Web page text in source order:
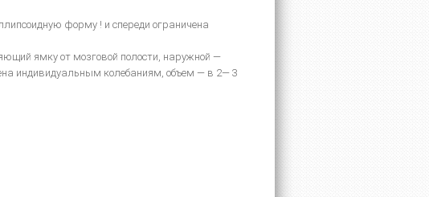
форму ! и спереди ограничена
ямку от мозговой полости, наружной —
индивидуальным колебаниям, объем — в 2— 3